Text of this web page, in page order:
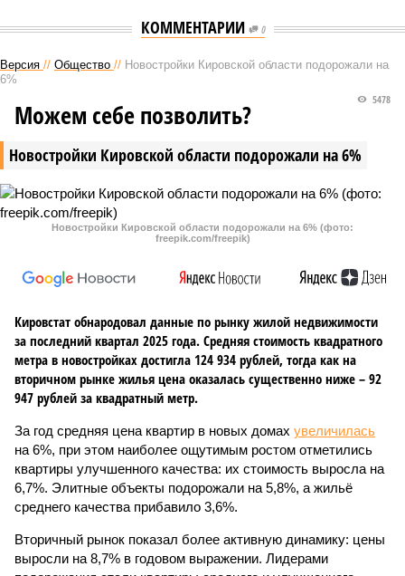
КОММЕНТАРИИ 0
Версия // Общество // Новостройки Кировской области подорожали на
6%
Новостройки Кировской области подорожали на 6%
5478
Можем себе позволить?
Новостройки Кировской области подорожали на 6% (фото:
freepik.com/freepik)
Кировстат обнародовал данные по рынку жилой недвижимости
за последний квартал 2025 года. Средняя стоимость квадратного
метра в новостройках достигла 124 934 рублей, тогда как на
вторичном рынке жилья цена оказалась существенно ниже – 92
947 рублей за квадратный метр.
За год средняя цена квартир в новых домах увеличилась
на 6%, при этом наиболее ощутимым ростом отметились
квартиры улучшенного качества: их стоимость выросла на
6,7%. Элитные объекты подорожали на 5,8%, а жильё
среднего качества прибавило 3,6%.
Вторичный рынок показал более активную динамику: цены
выросли на 8,7% в годовом выражении. Лидерами